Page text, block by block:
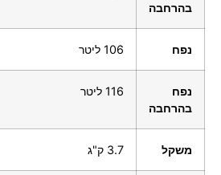
בהרחבה
נפח 106 ליטר
נפח
בהרחבה
116 ליטר
משקל 3.7 ק"ג